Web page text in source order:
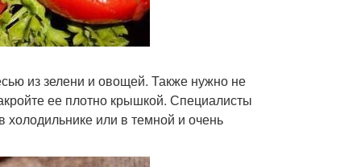
из зелени и овощей. Также нужно не
ее плотно крышкой. Специалисты
холодильнике или в темной и очень